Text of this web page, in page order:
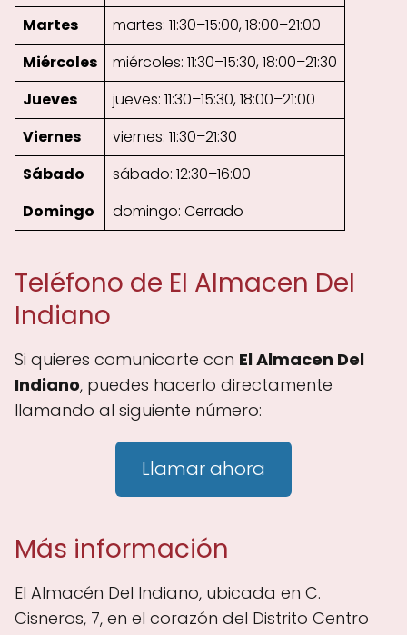
Martes
martes: 11:30–15:00, 18:00–21:00
Miércoles
miércoles: 11:30–15:30, 18:00–21:30
Jueves
jueves: 11:30–15:30, 18:00–21:00
Viernes
viernes: 11:30–21:30
Sábado
sábado: 12:30–16:00
Domingo
domingo: Cerrado
Teléfono de El Almacen Del
Indiano
Si quieres comunicarte con El Almacen Del
Indiano, puedes hacerlo directamente
llamando al siguiente número:
Llamar ahora
Más información
El Almacén Del Indiano, ubicada en C.
Cisneros, 7, en el corazón del Distrito Centro